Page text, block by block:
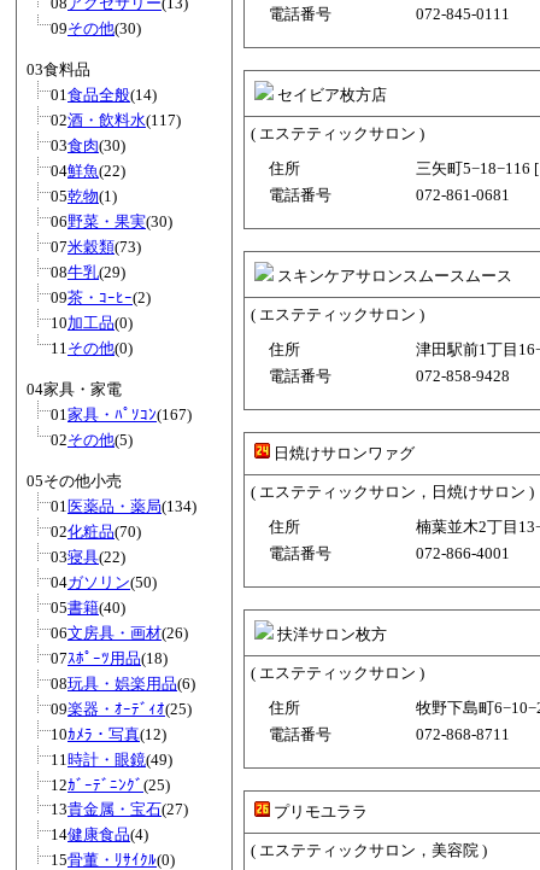
09その他(30)
03食料品
01食品全般(14)
02酒・飲料水(117)
03食肉(30)
04鮮魚(22)
05乾物(1)
06野菜・果実(30)
07米穀類(73)
08牛乳(29)
09茶・ｺｰﾋｰ(2)
10加工品(0)
11その他(0)
04家具・家電
01家具・ﾊﾟｿｺﾝ(167)
02その他(5)
05その他小売
01医薬品・薬局(134)
02化粧品(70)
03寝具(22)
04ガソリン(50)
05書籍(40)
06文房具・画材(26)
07ｽﾎﾟｰﾂ用品(18)
08玩具・娯楽用品(6)
09楽器・ｵｰﾃﾞｨｵ(25)
10ｶﾒﾗ・写真(12)
11時計・眼鏡(49)
12ｶﾞｰﾃﾞﾆﾝｸﾞ (25)
13貴金属・宝石(27)
14健康食品(4)
15骨董・ﾘｻｲｸﾙ(0)
電話番号 072-845-0111
セイビア枚方店
( エステティックサロン )
住所
三矢町5−18−116
電話番号
072-861-0681
スキンケアサロンスムースムース
( エステティックサロン )
住所
津田駅前1丁目
電話番号
072-858-9428
日焼けサロンワァグ
( エステティックサロン，日焼けサロン )
住所
楠葉並木2丁目
電話番号
072-866-4001
扶洋サロン枚方
( エステティックサロン )
住所
牧野下島町
電話番号
072-868-8711
プリモユララ
( エステティックサロン，美容院 )